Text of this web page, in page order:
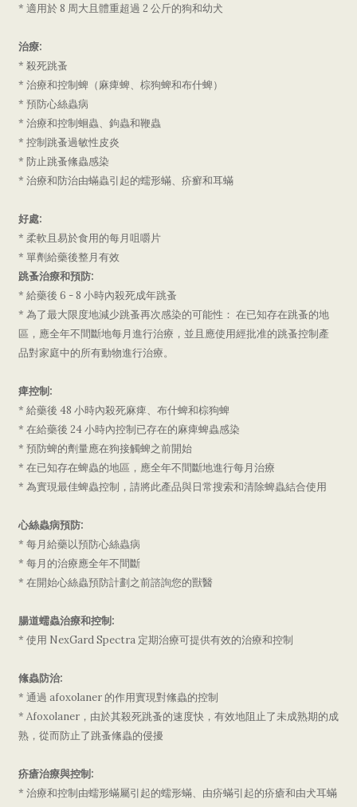
* 適用於 8 周大且體重超過 2 公斤的狗和幼犬
治療:
* 殺死跳蚤
* 治療和控制蜱（麻痺蜱、棕狗蜱和布什蜱）
* 預防心絲蟲病
* 治療和控制蛔蟲、鉤蟲和鞭蟲
* 控制跳蚤過敏性皮炎
* 防止跳蚤絛蟲感染
* 治療和防治由蟎蟲引起的蠕形蟎、疥癬和耳蟎
好處:
* 柔軟且易於食用的每月咀嚼片
* 單劑給藥後整月有效
跳蚤治療和預防:
* 給藥後 6 - 8 小時內殺死成年跳蚤
* 為了最大限度地減少跳蚤再次感染的可能性： 在已知存在跳蚤的地
區，應全年不間斷地每月進行治療，並且應使用經批准的跳蚤控制產
品對家庭中的所有動物進行治療。
痺控制:
* 給藥後 48 小時內殺死麻痺、布什蜱和棕狗蜱
* 在給藥後 24 小時內控制已存在的麻痺蜱蟲感染
* 預防蜱的劑量應在狗接觸蜱之前開始
* 在已知存在蜱蟲的地區，應全年不間斷地進行每月治療
* 為實現最佳蜱蟲控制，請將此產品與日常搜索和清除蜱蟲結合使用
心絲蟲病預防:
* 每月給藥以預防心絲蟲病
* 每月的治療應全年不間斷
* 在開始心絲蟲預防計劃之前諮詢您的獸醫
腸道蠕蟲治療和控制:
* 使用 NexGard Spectra 定期治療可提供有效的治療和控制
絛蟲防治:
* 通過 afoxolaner 的作用實現對絛蟲的控制
* Afoxolaner，由於其殺死跳蚤的速度快，有效地阻止了未成熟期的成
熟，從而防止了跳蚤絛蟲的侵擾
疥瘡治療與控制:
* 治療和控制由蠕形蟎屬引起的蠕形蟎、由疥蟎引起的疥瘡和由犬耳蟎